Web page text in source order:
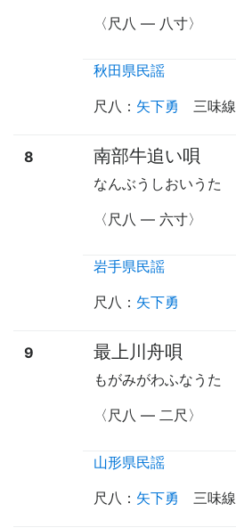
〈尺八 — 八寸〉
秋田県民謡
尺八 ： 矢下勇 三味線
8 南部牛追い唄
なんぶうしおいうた
〈尺八 — 六寸〉
岩手県民謡
尺八 ： 矢下勇
9 最上川舟唄
もがみがわふなうた
〈尺八 — 二尺〉
山形県民謡
尺八 ： 矢下勇 三味線